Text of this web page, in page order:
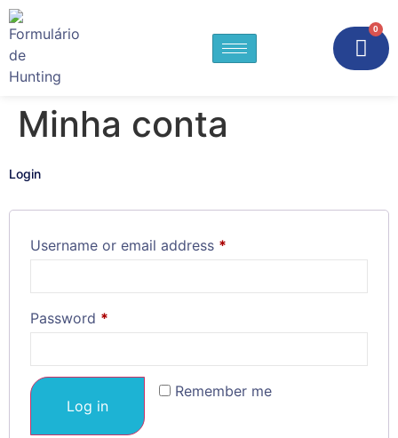
0
Minha conta
Login
Username or email address *
Password *
Remember me
Log in